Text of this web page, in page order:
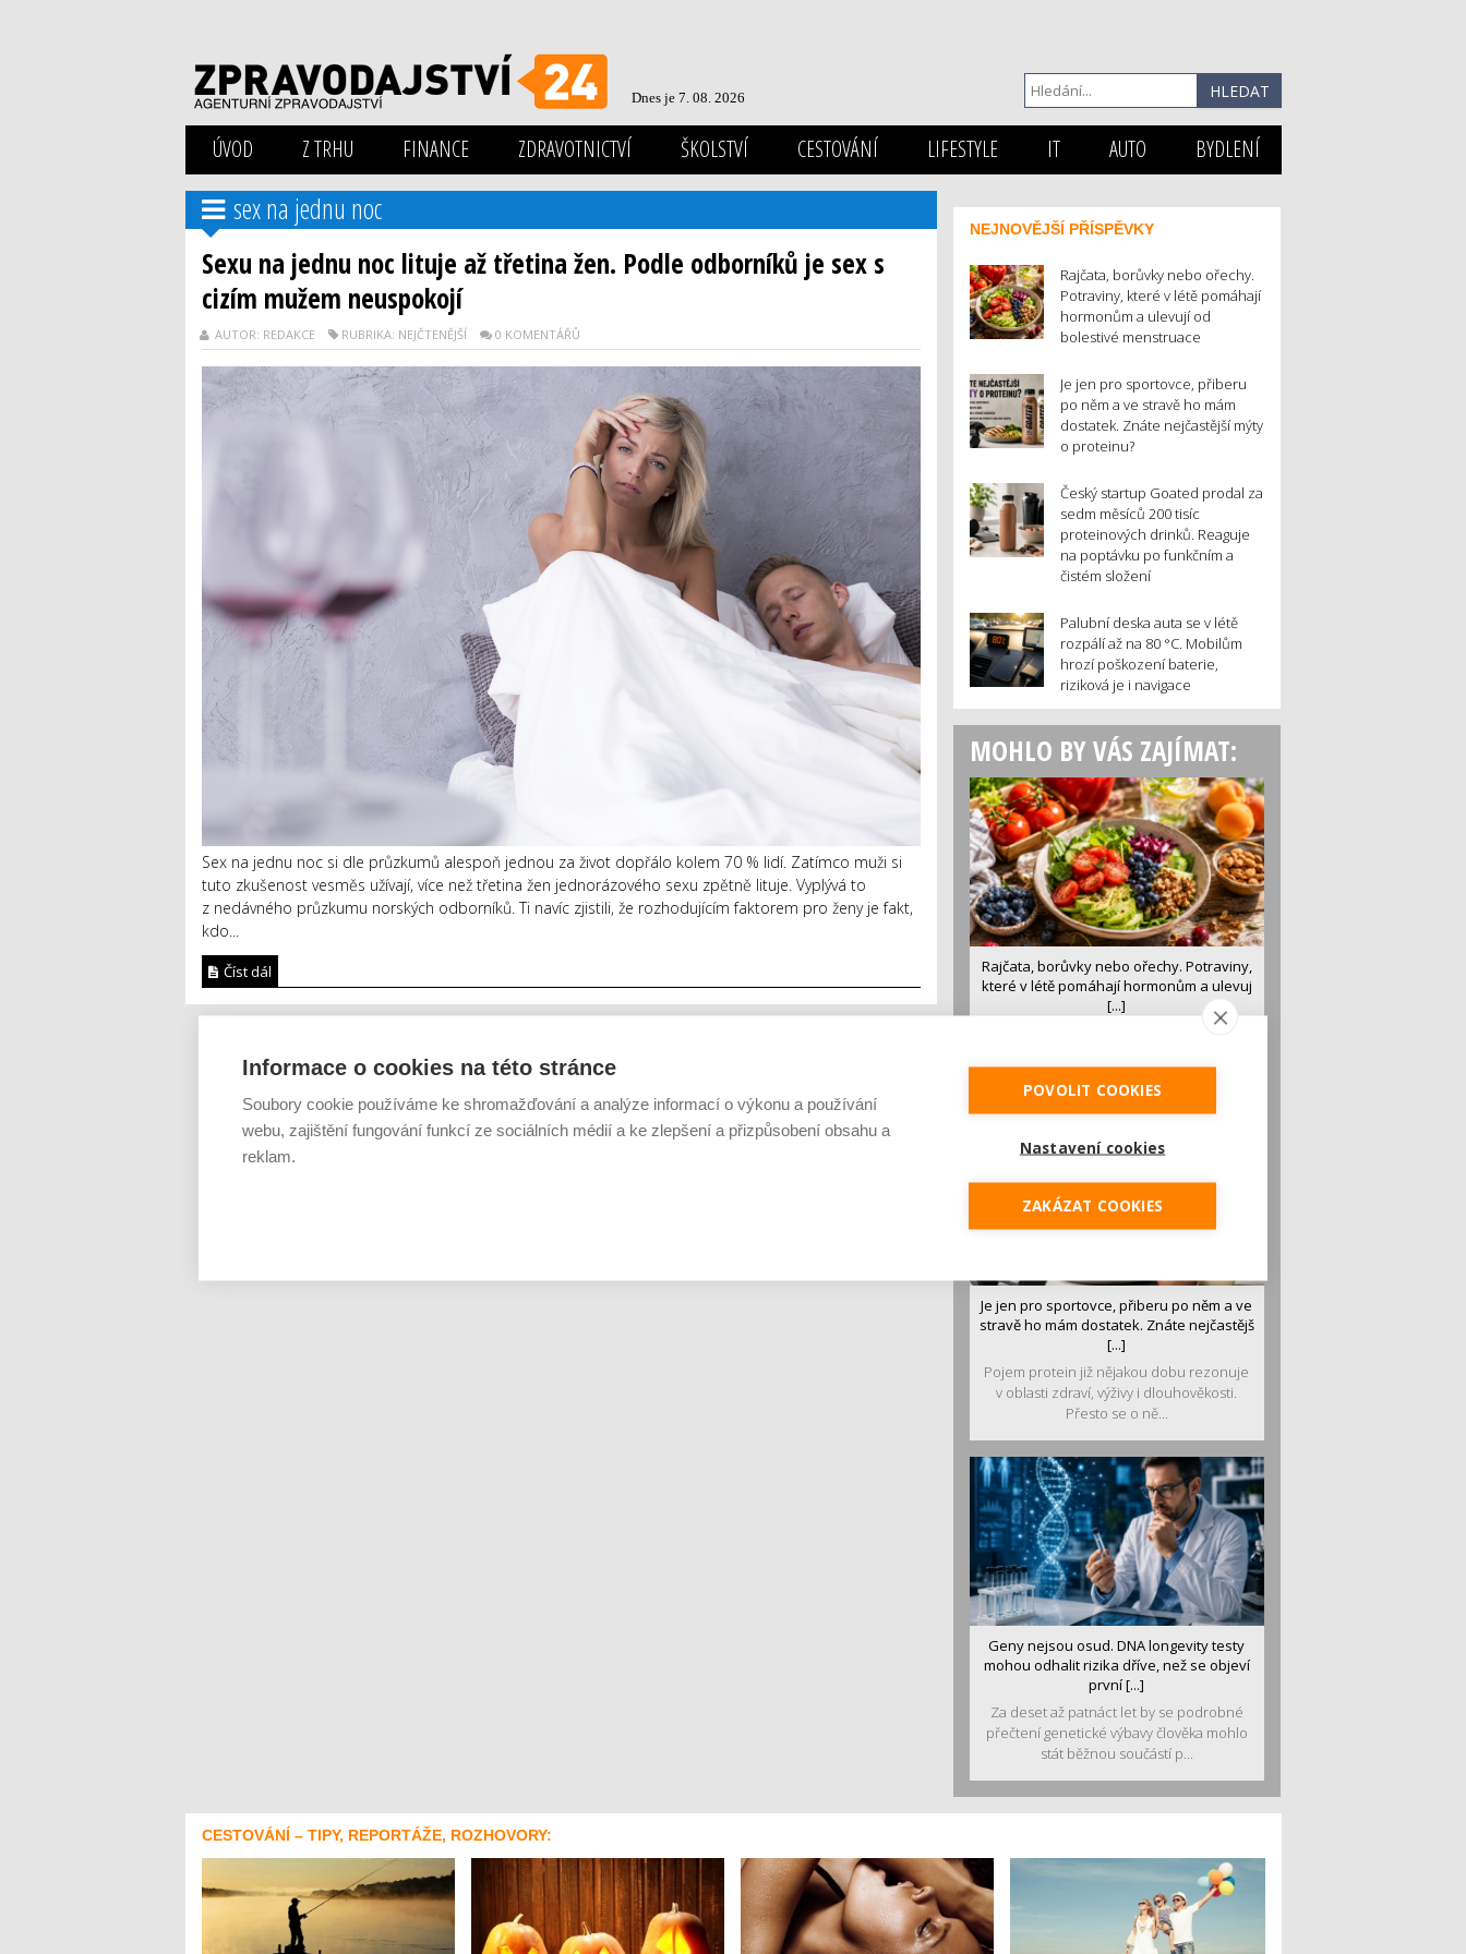
Dnes je 7. 08. 2026
ÚVOD Z TRHU FINANCE ZDRAVOTNICTVÍ ŠKOLSTVÍ CESTOVÁNÍ LIFESTYLE IT AUTO BYDLENÍ
sex na jednu noc
Sexu na jednu noc lituje až třetina žen. Podle odborníků je sex s
cizím mužem neuspokojí
AUTOR: REDAKCE RUBRIKA: NEJČTENĚJŠÍ 0 KOMENTÁŘŮ
Sex na jednu noc si dle průzkumů alespoň jednou za život dopřálo kolem 70 % lidí. Zatímco muži si
tuto zkušenost vesměs užívají, více než třetina žen jednorázového sexu zpětně lituje. Vyplývá to
z nedávného průzkumu norských odborníků. Ti navíc zjistili, že rozhodujícím faktorem pro ženy je fakt,
kdo...
Číst dál
NEJNOVĚJŠÍ PŘÍSPĚVKY
Rajčata, borůvky nebo ořechy.
Potraviny, které v létě pomáhají
hormonům a ulevují od
bolestivé menstruace
Je jen pro sportovce, přiberu
po něm a ve stravě ho mám
dostatek. Znáte nejčastější mýty
o proteinu?
Český startup Goated prodal za
sedm měsíců 200 tisíc
proteinových drinků. Reaguje
na poptávku po funkčním a
čistém složení
Palubní deska auta se v létě
rozpálí až na 80 °C. Mobilům
hrozí poškození baterie,
riziková je i navigace
MOHLO BY VÁS ZAJÍMAT:
Rajčata, borůvky nebo ořechy. Potraviny,
které v létě pomáhají hormonům a ulevuj
[...]
luštěniny jsou práv...
Je jen pro sportovce, přiberu po něm a ve
stravě ho mám dostatek. Znáte nejčastějš
[...]
Pojem protein již nějakou dobu rezonuje
v oblasti zdraví, výživy i dlouhověkosti.
Přesto se o ně...
Geny nejsou osud. DNA longevity testy
mohou odhalit rizika dříve, než se objeví
první [...]
Za deset až patnáct let by se podrobné
přečtení genetické výbavy člověka mohlo
stát běžnou součástí p...
CESTOVÁNÍ – TIPY, REPORTÁŽE, ROZHOVORY:
Informace o cookies na této stránce
Soubory cookie používáme ke shromažďování a analýze informací o výkonu a používání
webu, zajištění fungování funkcí ze sociálních médií a ke zlepšení a přizpůsobení obsahu a
reklam.
POVOLIT COOKIES
Nastavení cookies
ZAKÁZAT COOKIES